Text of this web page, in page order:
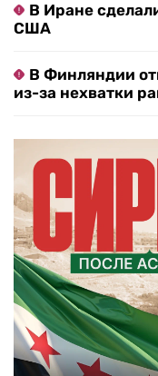
В Иране
США
В Финляндии
из-за нехватки